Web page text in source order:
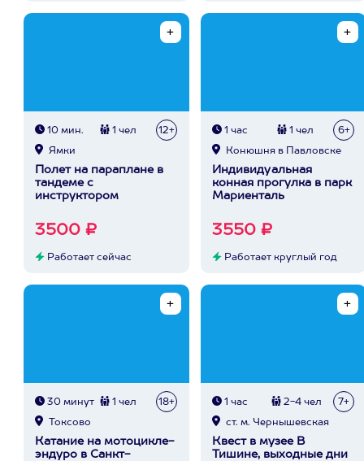
10 мин. 1 чел 12+
Ямки
Полет на параплане в
тандеме с
инструктором
3500 ₽
Работает сейчас
1 час 1 чел 6+
Конюшня в Павловске
Индивидуальная
конная прогулка в парк
Мариенталь
3550 ₽
Работает круглый год
30 минут 1 чел 18+
Токсово
Катание на мотоцикле-
эндуро в Санкт-
1 час 2-4 чел 7+
ст. м. Чернышевская
Квест в музее В
Тишине, выходные дни